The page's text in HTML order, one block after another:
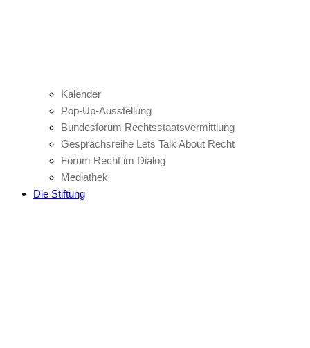
Kalender
Pop-Up-Ausstellung
Bundesforum Rechtsstaatsvermittlung
Gesprächsreihe Lets Talk About Recht
Forum Recht im Dialog
Mediathek
Die Stiftung